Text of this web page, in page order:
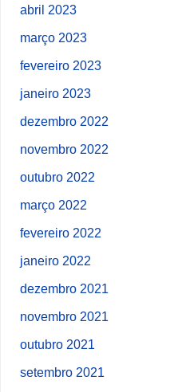
abril 2023
março 2023
fevereiro 2023
janeiro 2023
dezembro 2022
novembro 2022
outubro 2022
março 2022
fevereiro 2022
janeiro 2022
dezembro 2021
novembro 2021
outubro 2021
setembro 2021